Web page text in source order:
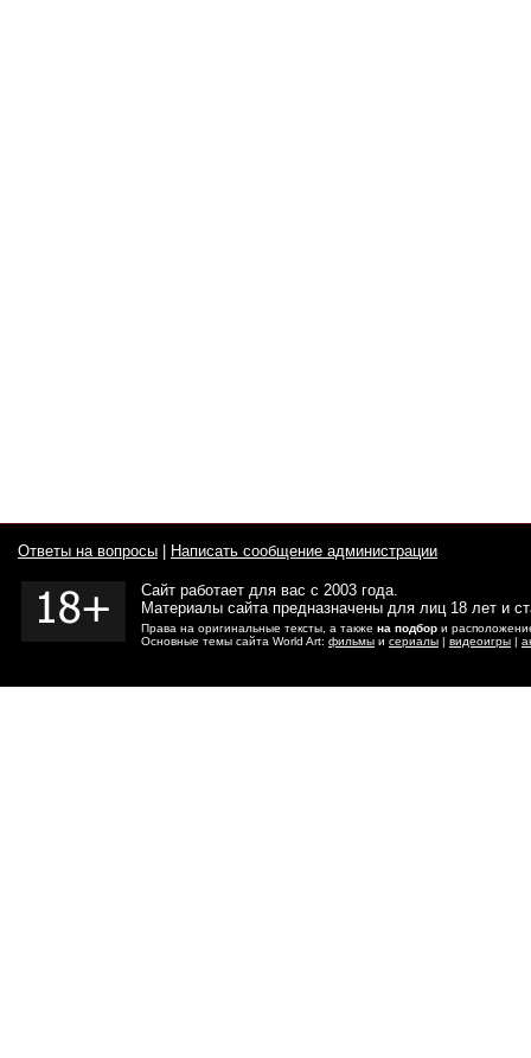
Ответы на вопросы Написать сообщение администрации
Сайт работает для вас с 2003 года.
Материалы сайта предназначены для лиц 18 лет и
Права на оригинальные тексты, а также на подбор и
Основные темы сайта World Art: фильмы и сериалы | видеоигры |